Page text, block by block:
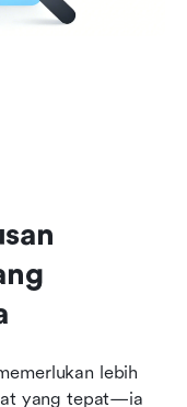
lebih
yang tepat—ia